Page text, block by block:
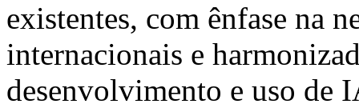
existentes, com ênfase na
internacionais e
desenvolvimento e uso de